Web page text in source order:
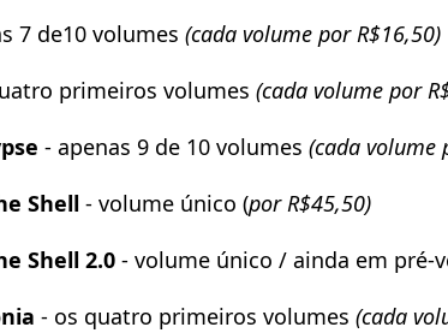
7 de10 volumes (cada volume por R$16,50)
primeiros volumes (cada volume por
- apenas 9 de 10 volumes (cada volume
Shell - volume único (por R$45,50)
Shell 2.0 - volume único / ainda em pré-
- os quatro primeiros volumes (cada